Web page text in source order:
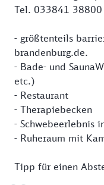
Tel. 033841 38800
- größtenteils
brandenburg.de.
- Bade- und
etc.)
- Restaurant
- Therapiebecken
- Schwebeerlebnis
- Ruheraum mit
Tipp für einen